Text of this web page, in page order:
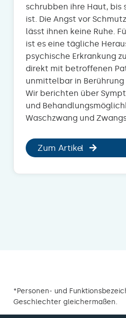
schrubben ihre Haut, bis
ist. Die Angst vor
lässt ihnen keine Ruhe.
ist es eine tägliche
psychische Erkrankung
direkt mit betroffenen
unmittelbar in Berührung
Wir berichten über
und
Waschzwang und
Zum Artikel
*Personen- und
Geschlechter gleichermaßen.